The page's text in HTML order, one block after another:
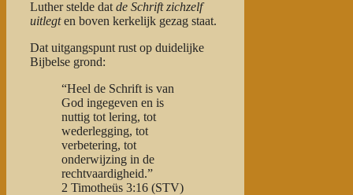
Luther stelde dat de Schrift zichzelf
uitlegten boven kerkelijk gezag staat.
Dat uitgangspunt rust op duidelijke
Bijbelse grond:
“Heel de Schrift is van
God ingegeven en is
nuttig tot lering, tot
wederlegging, tot
verbetering, tot
onderwijzing in de
rechtvaardigheid.”
2 Timotheüs 3:16 (STV)